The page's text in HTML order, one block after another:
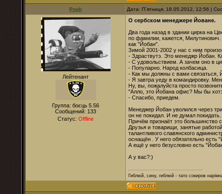
Pooh Дата: П`ятниця, 18.05.2012, 12:56 |
Лейтенант
Группа: боєць 5.56
Сообщений: 133
Статус: Offline
О сербском менеджере Йоване.
Два года назад в здании цирка на
по фамилии, кажется,
как "Йобан".
Зимой 2001-2002 у нас с ним
- Здраствутэ. Это менеджр Йобан.
- С удовольствием. А зачем оно в
- Популарно. Народ колбасица.
- Как мы должны с вами связаться,
- Я завтра уеду в командировку.
Ну, вы, пожалуйста просто
"Алло, это Йобана офис? Мы бы
- Спасибо, приедем.
Менеджер Йобан уволился через
он не покидал. И не думал
Причём признаёт это большинство
Друзья и товарищи, занятые
талантливого славянского
оснащён . У него обязательно есть
А ещё у него безусловно есть
А у вас?:)
Гиблюй, сину, гиблюй - тато сокиров